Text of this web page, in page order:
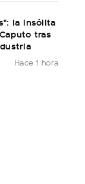
la insólita
tras
Hace 1 hora